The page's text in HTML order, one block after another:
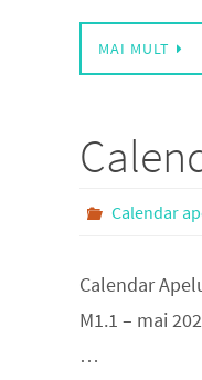
MAI MULT
Calendar
Calendar
M1.1 – mai
…